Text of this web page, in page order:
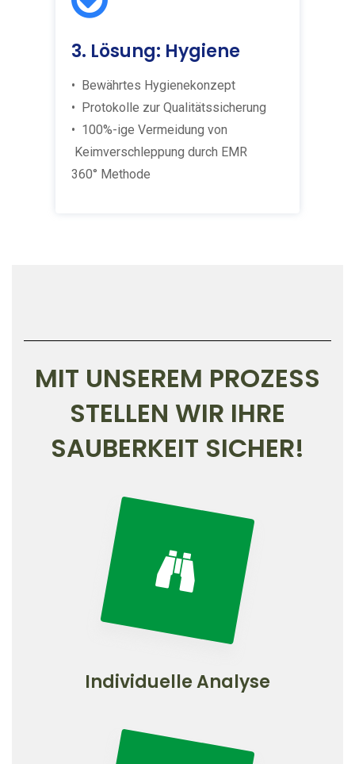
3. Lösung: Hygiene
• Bewährtes Hygienekonzept
• Protokolle zur Qualitätssicherung
• 100%-ige Vermeidung von
Keimverschleppung durch EMR
360° Methode
MIT UNSEREM PROZESS
STELLEN WIR IHRE
SAUBERKEIT SICHER!
Individuelle Analyse